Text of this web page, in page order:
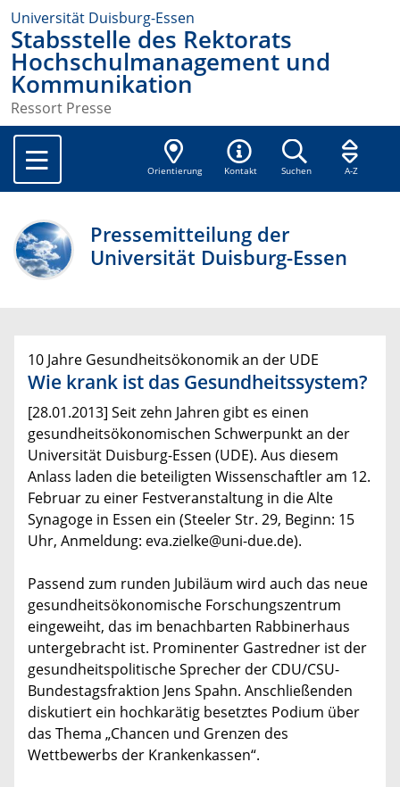
Universität Duisburg-Essen
Stabsstelle des Rektorats
Hochschulmanagement und
Kommunikation
Ressort Presse
Orientierung Kontakt Suchen A-Z
Pressemitteilung der
Universität Duisburg-Essen
10 Jahre Gesundheitsökonomik an der UDE
Wie krank ist das Gesundheitssystem?
[28.01.2013] Seit zehn Jahren gibt es einen
gesundheitsökonomischen Schwerpunkt an der
Universität Duisburg-Essen (UDE). Aus diesem
Anlass laden die beteiligten Wissenschaftler am 12.
Februar zu einer Festveranstaltung in die Alte
Synagoge in Essen ein (Steeler Str. 29, Beginn: 15
Uhr, Anmeldung: eva.zielke@uni-due.de).
Passend zum runden Jubiläum wird auch das neue
gesundheitsökonomische Forschungszentrum
eingeweiht, das im benachbarten Rabbinerhaus
untergebracht ist. Prominenter Gastredner ist der
gesundheitspolitische Sprecher der CDU/CSU-
Bundestagsfraktion Jens Spahn. Anschließenden
diskutiert ein hochkarätig besetztes Podium über
das Thema „Chancen und Grenzen des
Wettbewerbs der Krankenkassen“.